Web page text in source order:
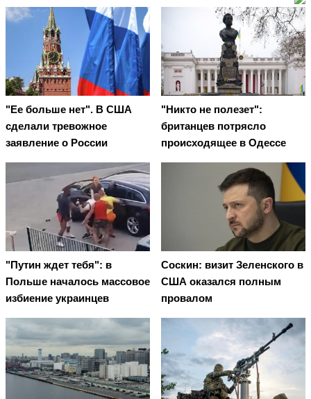
"Ее больше нет". В США
сделали тревожное
заявление о России
"Никто не полезет":
британцев потрясло
происходящее в Одессе
"Путин ждет тебя": в
Польше началось массовое
избиение украинцев
Соскин: визит Зеленского в
США оказался полным
провалом